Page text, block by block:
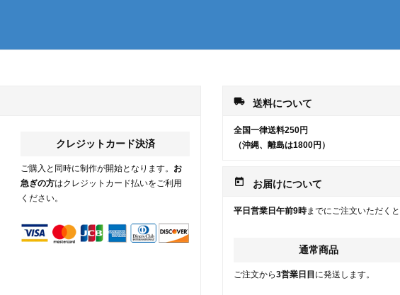
クレジットカード決済
ご購入と同時に制作が開始となります。 お
急ぎの方はクレジットカード払いをご利用
ください。
local_shipping 送料について
全国一律送料250円
（沖縄、離島は1800円）
today お届けについて
平日営業日午前9時までにご注文いただくと
通常商品
ご注文から3営業日目 に発送します。